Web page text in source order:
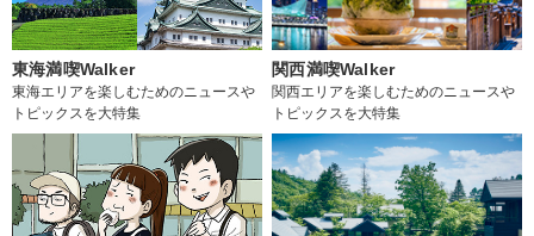
東海満喫Walker
東海エリアを楽しむためのニュースや
トピックスを大特集
関西満喫Walker
関西エリアを楽しむためのニュースや
トピックスを大特集